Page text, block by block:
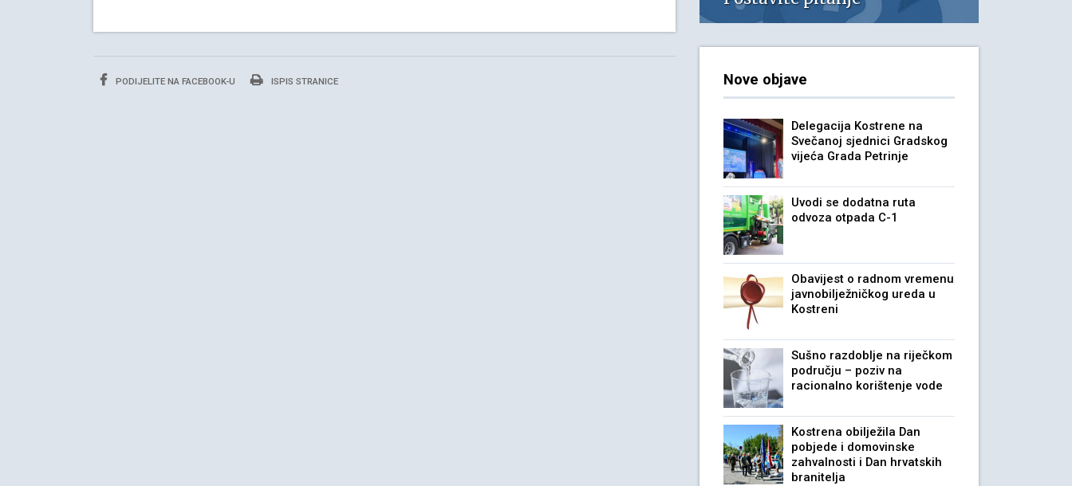
PODIJELITE NA FACEBOOK-U ISPIS STRANICE Nove objave
Delegacija Kostrene na
Svečanoj sjednici Gradskog
vijeća Grada Petrinje
Uvodi se dodatna ruta
odvoza otpada C-1
Obavijest o radnom vremenu
javnobilježničkog ureda u
Kostreni
Sušno razdoblje na riječkom
području – poziv na
racionalno korištenje vode
Kostrena obilježila Dan
pobjede i domovinske
zahvalnosti i Dan hrvatskih
branitelja